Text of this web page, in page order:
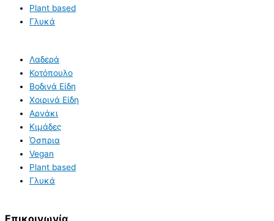
Plant based
Γλυκά
Λαδερά
Κοτόπουλο
Βοδινά Είδη
Χοιρινά Είδη
Aρνάκι
Κιμάδες
Όσπρια
Vegan
Plant based
Γλυκά
Επικοινωνία